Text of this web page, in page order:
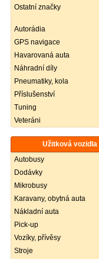
Ostatní značky
Autorádia
GPS navigace
Havarovaná auta
Náhradní díly
Pneumatiky, kola
Příslušenství
Tuning
Veteráni
Užitková vozidla
Autobusy
Dodávky
Mikrobusy
Karavany, obytná auta
Nákladní auta
Pick-up
Vozíky, přívěsy
Stroje